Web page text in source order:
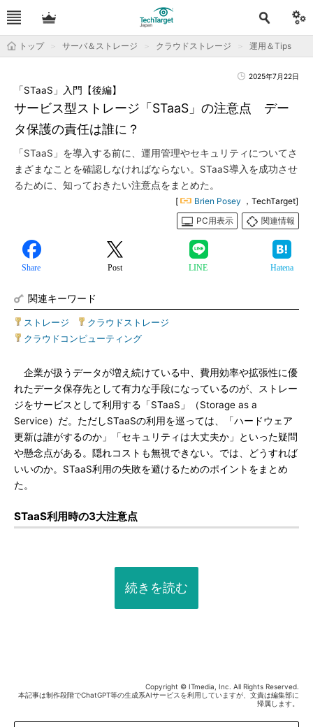
トップ サーバ＆ストレージ クラウドストレージ 運用＆Tips
2025年7月22日
サービス型ストレージ「STaaS」の注意点 デー
タ保護の責任は誰に？
「STaaS」入門【後編】
「STaaS」を導入する前に、運用管理やセキュリティについてさ
まざまなことを確認しなければならない。STaaS導入を成功させ
るために、知っておきたい注意点をまとめた。
[ Brien Posey ，TechTarget]
PC用表示
関連情報
Share Post LINE Hatena
関連キーワード
ストレージ クラウドストレージ
クラウドコンピューティング
企業が扱うデータが増え続けている中、費用効率や拡張性に優
れたデータ保存先として有力な手段になっているのが、ストレー
ジをサービスとして利用する「STaaS」（Storage as a
Service）だ。ただしSTaaSの利用を巡っては、「ハードウェア
更新は誰がするのか」「セキュリティは大丈夫か」といった疑問
や懸念点がある。隠れコストも無視できない。では、どうすれば
いいのか。STaaS利用の失敗を避けるためのポイントをまとめ
た。
STaaS利用時の3大注意点
続きを読む
Copyright © ITmedia, Inc. All Rights Reserved.
本記事は制作段階でChatGPT等の生成系AIサービスを利用していますが、文責は編集部に
帰属します。